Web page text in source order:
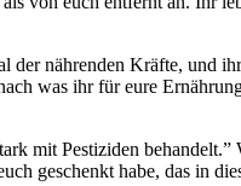
der nährenden Kräfte, und
was ihr für eure
mit Pestiziden
geschenkt habe, das in